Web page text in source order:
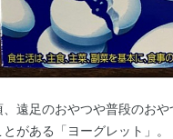
、遠足のおやつや普段のお
とがある「ヨーグレット」